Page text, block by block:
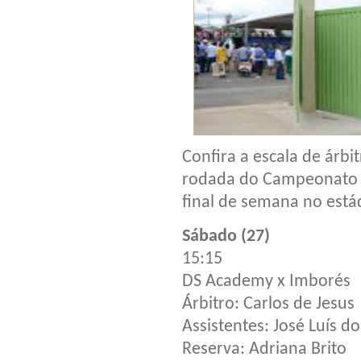
Confira a escala de
rodada do
final de semana no
Sábado (27)
15:15
DS Academy x Imborés
Árbitro: Carlos de Jesus
Assistentes: José Luís
Reserva: Adriana Brito